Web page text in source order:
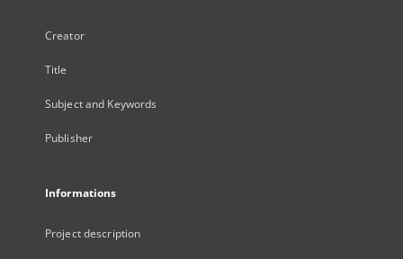
Creator
Title
Subject and Keywords
Publisher
Informations
Project description